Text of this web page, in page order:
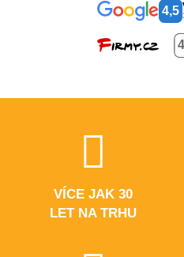
4,5
VÍCE JAK 30
LET NA TRHU